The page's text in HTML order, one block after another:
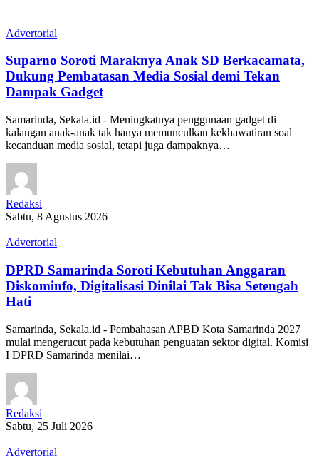
Advertorial
Suparno Soroti Maraknya Anak SD Berkacamata,
Dukung Pembatasan Media Sosial demi Tekan
Dampak Gadget
Samarinda, Sekala.id - Meningkatnya penggunaan gadget di
kalangan anak-anak tak hanya memunculkan kekhawatiran soal
kecanduan media sosial, tetapi juga dampaknya…
Redaksi
Sabtu, 8 Agustus 2026
Advertorial
DPRD Samarinda Soroti Kebutuhan Anggaran
Diskominfo, Digitalisasi Dinilai Tak Bisa Setengah
Hati
Samarinda, Sekala.id - Pembahasan APBD Kota Samarinda 2027
mulai mengerucut pada kebutuhan penguatan sektor digital. Komisi
I DPRD Samarinda menilai…
Redaksi
Sabtu, 25 Juli 2026
Advertorial